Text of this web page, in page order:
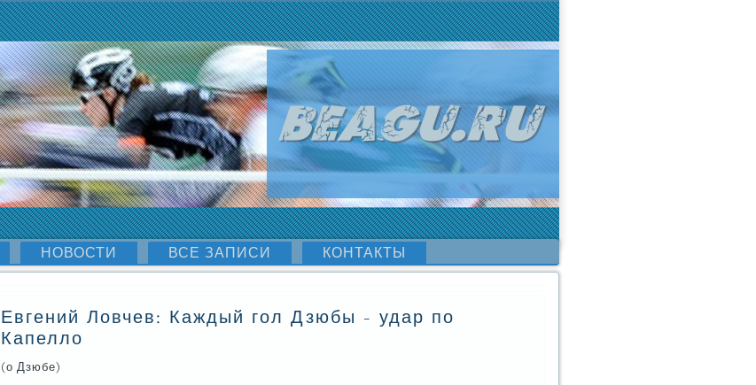
НОВОСТИ ВСЕ ЗАПИСИ КОНТАКТЫ
Евгений Ловчев: Каждый гол Дзюбы - удар по
Капелло
(о Дзюбе)